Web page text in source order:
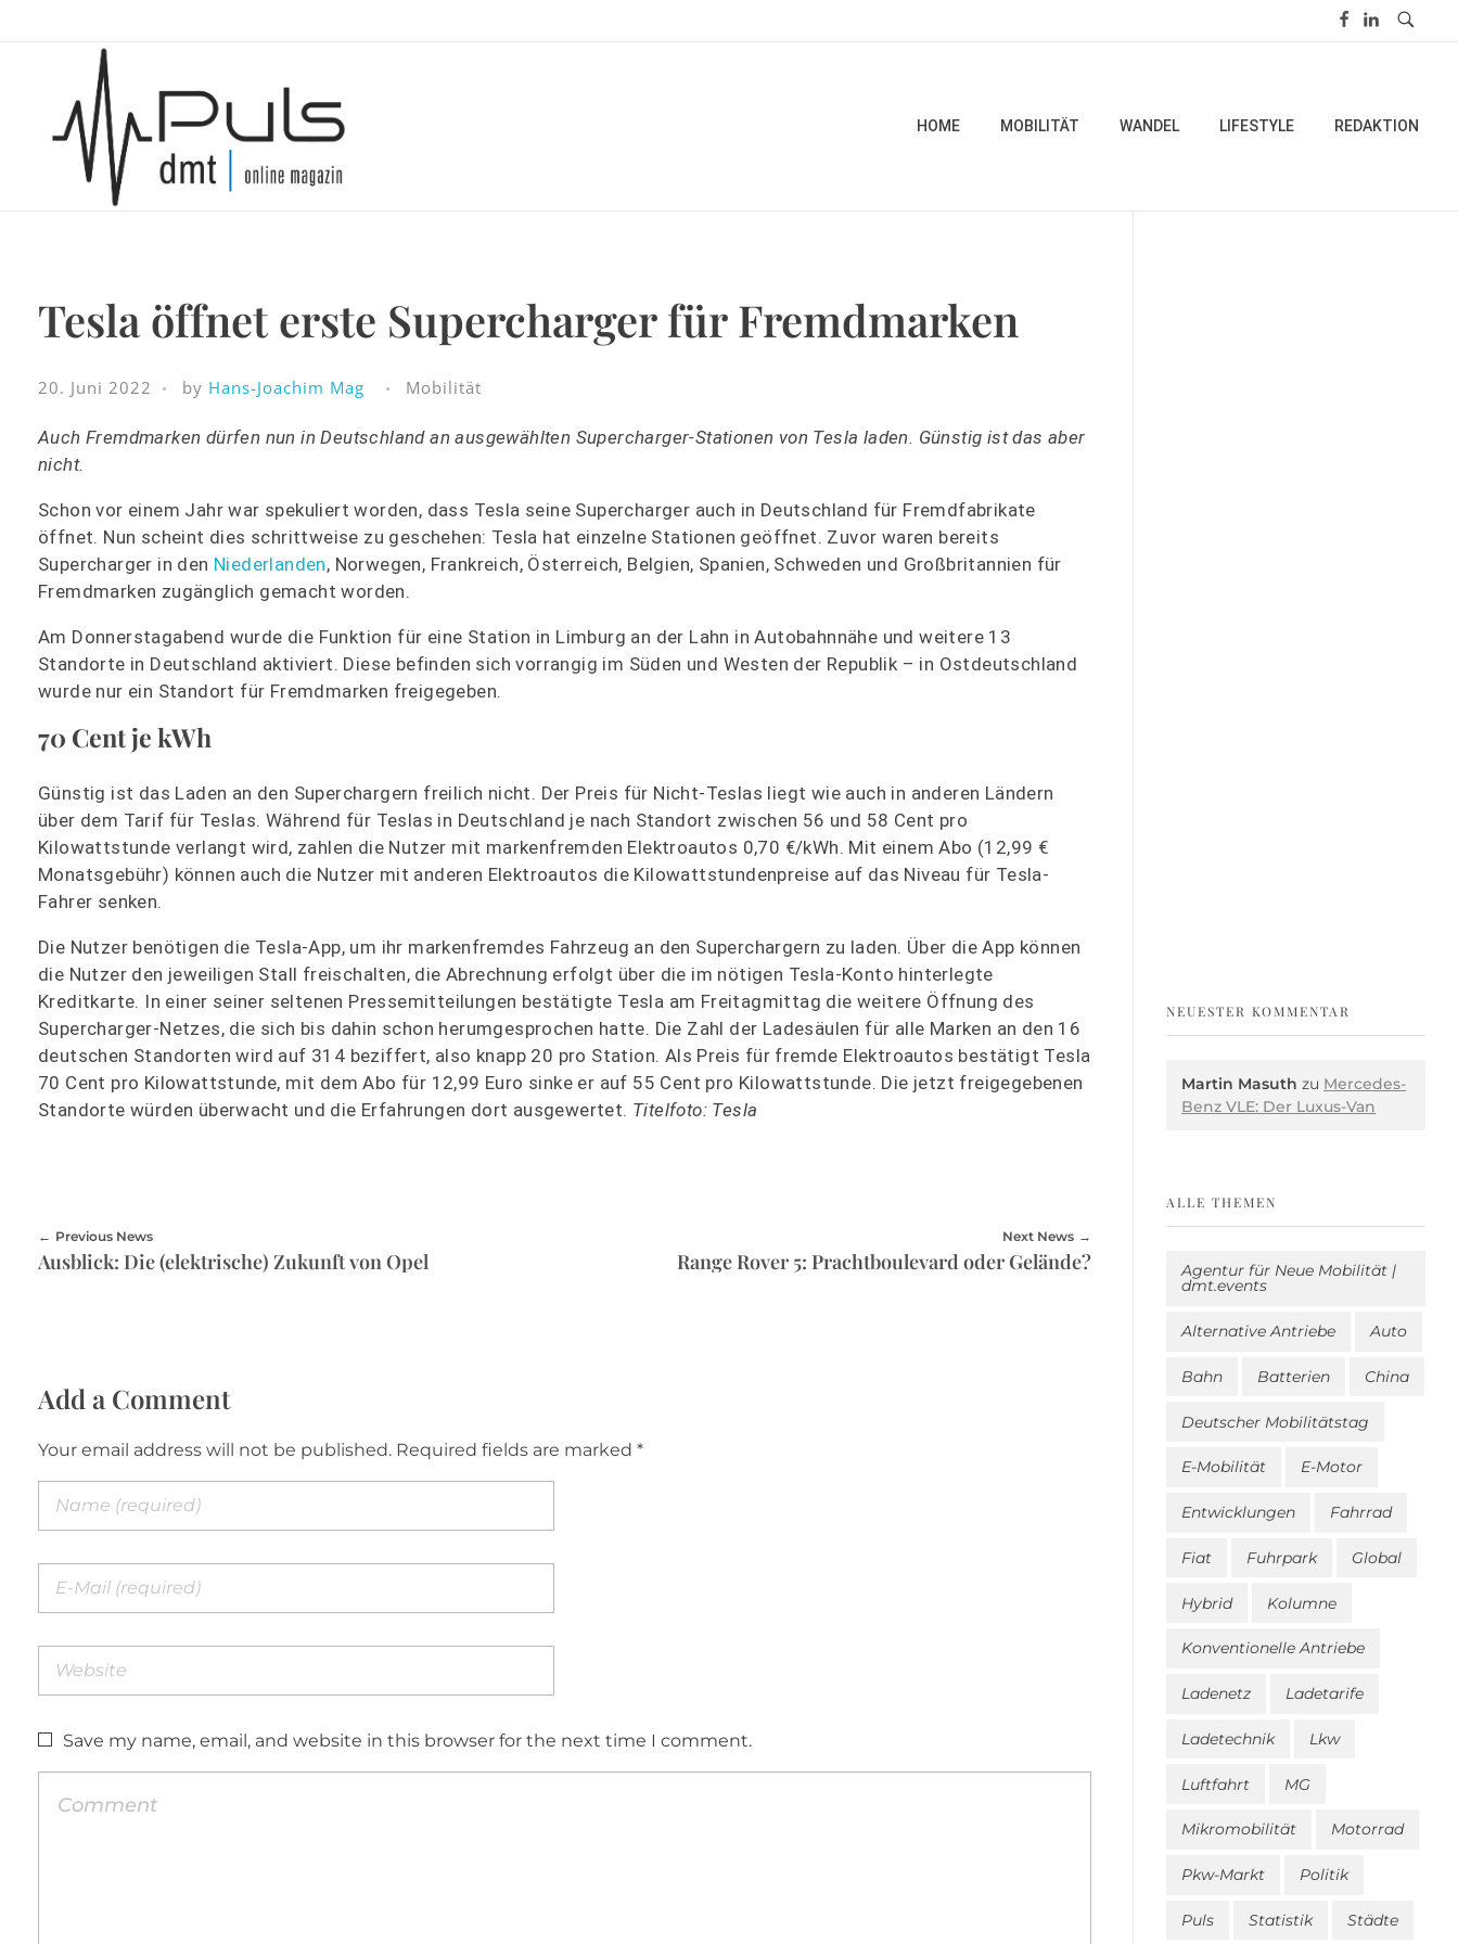
Puls Magazin
HOME MOBILITÄT WANDEL LIFESTYLE REDAKTION
Tesla öffnet erste Supercharger für Fremdmarken
20. Juni 2022 by Hans-Joachim Mag Mobilität
Auch Fremdmarken dürfen nun in Deutschland an ausgewählten Supercharger-Stationen von Tesla laden. Günstig ist das aber
nicht.
Schon vor einem Jahr war spekuliert worden, dass Tesla seine Supercharger auch in Deutschland für Fremdfabrikate
öffnet. Nun scheint dies schrittweise zu geschehen: Tesla hat einzelne Stationen geöffnet. Zuvor waren bereits
Supercharger in den Niederlanden, Norwegen, Frankreich, Österreich, Belgien, Spanien, Schweden und Großbritannien für
Fremdmarken zugänglich gemacht worden.
Am Donnerstagabend wurde die Funktion für eine Station in Limburg an der Lahn in Autobahnnähe und weitere 13
Standorte in Deutschland aktiviert. Diese befinden sich vorrangig im Süden und Westen der Republik – in Ostdeutschland
wurde nur ein Standort für Fremdmarken freigegeben.
70 Cent je kWh
Günstig ist das Laden an den Superchargern freilich nicht. Der Preis für Nicht-Teslas liegt wie auch in anderen Ländern
über dem Tarif für Teslas. Während für Teslas in Deutschland je nach Standort zwischen 56 und 58 Cent pro
Kilowattstunde verlangt wird, zahlen die Nutzer mit markenfremden Elektroautos 0,70 €/kWh. Mit einem Abo (12,99 €
Monatsgebühr) können auch die Nutzer mit anderen Elektroautos die Kilowattstundenpreise auf das Niveau für Tesla-
Fahrer senken.
Die Nutzer benötigen die Tesla-App, um ihr markenfremdes Fahrzeug an den Superchargern zu laden. Über die App können
die Nutzer den jeweiligen Stall freischalten, die Abrechnung erfolgt über die im nötigen Tesla-Konto hinterlegte
Kreditkarte. In einer seiner seltenen Pressemitteilungen bestätigte Tesla am Freitagmittag die weitere Öffnung des
Supercharger-Netzes, die sich bis dahin schon herumgesprochen hatte. Die Zahl der Ladesäulen für alle Marken an den 16
deutschen Standorten wird auf 314 beziffert, also knapp 20 pro Station. Als Preis für fremde Elektroautos bestätigt Tesla
70 Cent pro Kilowattstunde, mit dem Abo für 12,99 Euro sinke er auf 55 Cent pro Kilowattstunde. Die jetzt freigegebenen
Standorte würden überwacht und die Erfahrungen dort ausgewertet. Titelfoto: Tesla
Previous News
Ausblick: Die (elektrische) Zukunft von Opel
Next News
Range Rover 5: Prachtboulevard oder Gelände?
Add a Comment
Your email address will not be published. Required fields are marked *
Save my name, email, and website in this browser for the next time I comment.
NEUESTER KOMMENTAR
Martin Masuth zu Mercedes-
Benz VLE: Der Luxus-Van
ALLE THEMEN
Agentur für Neue Mobilität |
dmt.events
Alternative Antriebe Auto
Bahn Batterien China
Deutscher Mobilitätstag
E-Mobilität E-Motor
Entwicklungen Fahrrad
Fiat Fuhrpark Global
Hybrid Kolumne
Konventionelle Antriebe
Ladenetz Ladetarife
Ladetechnik Lkw
Luftfahrt MG
Mikromobilität Motorrad
Pkw-Markt Politik
Puls Statistik Städte